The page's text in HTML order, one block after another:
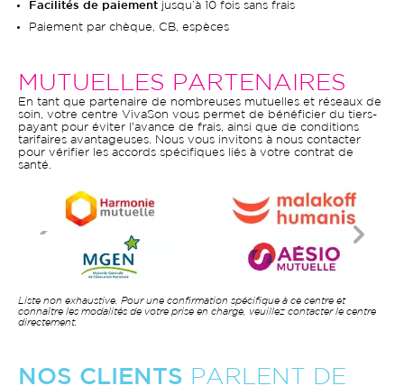
Facilités de paiement jusqu’à 10 fois sans frais
Paiement par chèque, CB, espèces
MUTUELLES PARTENAIRES
En tant que partenaire de nombreuses mutuelles et réseaux de
soin, votre centre VivaSon vous permet de bénéficier du tiers-
payant pour éviter l'avance de frais, ainsi que de conditions
tarifaires avantageuses. Nous vous invitons à nous contacter
pour vérifier les accords spécifiques liés à votre contrat de
santé.
Liste non exhaustive. Pour une confirmation spécifique à ce centre et
connaître les modalités de votre prise en charge, veuillez contacter le centre
directement.
NOS CLIENTS PARLENT DE